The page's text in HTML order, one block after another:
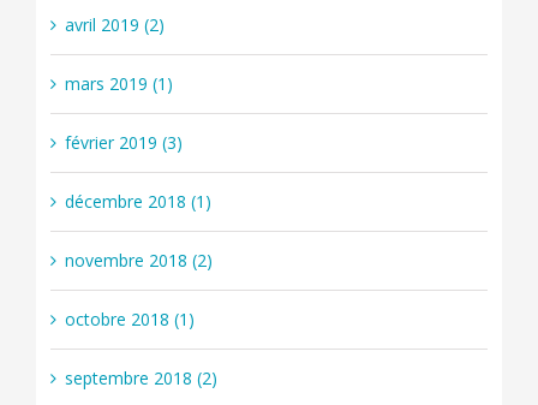
avril 2019 (2)
mars 2019 (1)
février 2019 (3)
décembre 2018 (1)
novembre 2018 (2)
octobre 2018 (1)
septembre 2018 (2)